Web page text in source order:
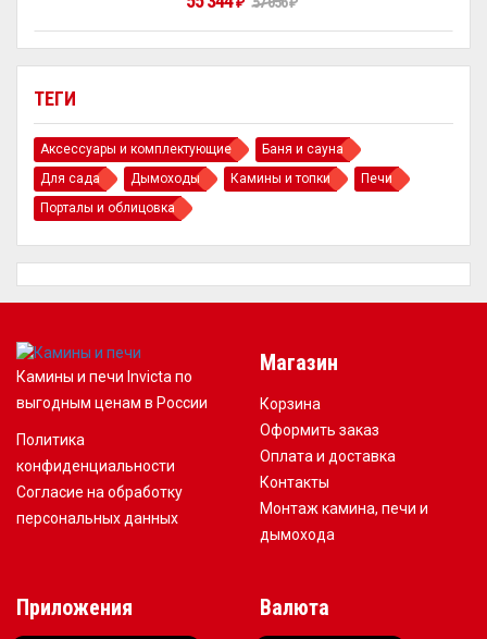
ТЕГИ
Аксессуары и комплектующие
Баня и сауна
Для сада
Дымоходы Камины и топки
Печи
Порталы и облицовка
Камины и печи Invicta по
выгодным ценам в России
Политика
конфиденциальности
Согласие на обработку
персональных данных
Магазин
Корзина
Оформить заказ
Оплата и доставка
Контакты
Монтаж камина, печи и
дымохода
Приложения Валюта